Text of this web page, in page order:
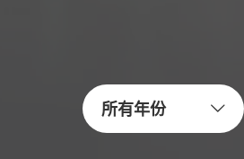
所有年份